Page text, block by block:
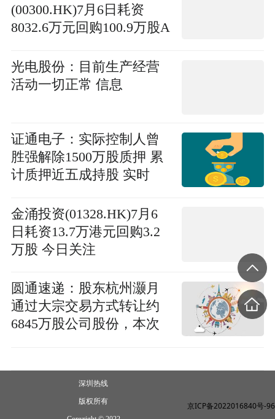
(00300.HK)7月6日耗资
8032.6万元回购100.9万股A
光电股份：目前生产经营
活动一切正常 信息
证通电子：实际控制人曾
胜强解除1500万股质押 累
计质押近五成持股 实时
金涌投资(01328.HK)7月6
日耗资13.7万港元回购3.2
万股 今日关注
圆通速递：股东杭州灏月
通过大宗交易方式转让约
6845万股公司股份，本次
深圳热线
版权所有 京ICP备2022016840号-96